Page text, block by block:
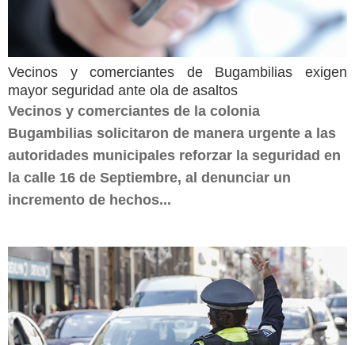
Vecinos y comerciantes de Bugambilias exigen
mayor seguridad ante ola de asaltos
Vecinos y comerciantes de la colonia
Bugambilias solicitaron de manera urgente a las
autoridades municipales reforzar la seguridad en
la calle 16 de Septiembre, al denunciar un
incremento de hechos...